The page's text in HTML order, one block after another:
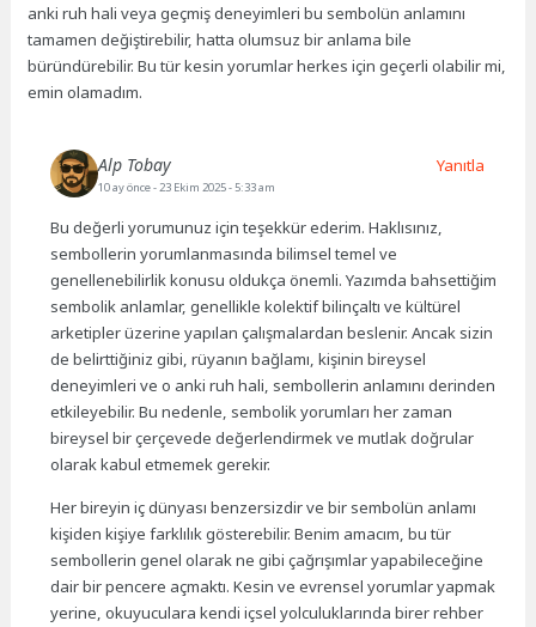
anki ruh hali veya geçmiş deneyimleri bu sembolün anlamını
tamamen değiştirebilir, hatta olumsuz bir anlama bile
büründürebilir. Bu tür kesin yorumlar herkes için geçerli olabilir mi,
emin olamadım.
Alp Tobay
10 ay önce- 23 Ekim 2025 - 5:33 am
Bu değerli yorumunuz için teşekkür ederim. Haklısınız,
sembollerin yorumlanmasında bilimsel temel ve
genellenebilirlik konusu oldukça önemli. Yazımda bahsettiğim
sembolik anlamlar, genellikle kolektif bilinçaltı ve kültürel
arketipler üzerine yapılan çalışmalardan beslenir. Ancak sizin
de belirttiğiniz gibi, rüyanın bağlamı, kişinin bireysel
deneyimleri ve o anki ruh hali, sembollerin anlamını derinden
etkileyebilir. Bu nedenle, sembolik yorumları her zaman
bireysel bir çerçevede değerlendirmek ve mutlak doğrular
olarak kabul etmemek gerekir.
Her bireyin iç dünyası benzersizdir ve bir sembolün anlamı
kişiden kişiye farklılık gösterebilir. Benim amacım, bu tür
sembollerin genel olarak ne gibi çağrışımlar yapabileceğine
dair bir pencere açmaktı. Kesin ve evrensel yorumlar yapmak
yerine, okuyuculara kendi içsel yolculuklarında birer rehber
Yanıtla